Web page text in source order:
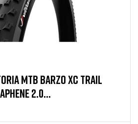
MTB BARZO XC TRAIL
2.0...